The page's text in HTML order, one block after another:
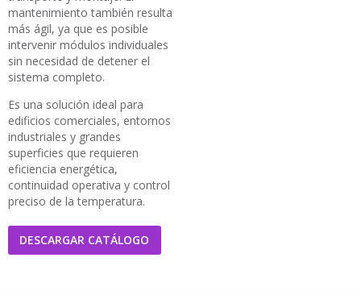
mantenimiento también resulta
más ágil, ya que es posible
intervenir módulos individuales
sin necesidad de detener el
sistema completo.
Es una solución ideal para
edificios comerciales, entornos
industriales y grandes
superficies que requieren
eficiencia energética,
continuidad operativa y control
preciso de la temperatura.
DESCARGAR CATÁLOGO